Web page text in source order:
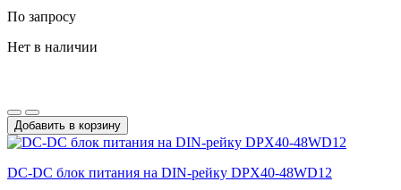
По запросу
Нет в наличии
Добавить в корзину
DC-DС блок питания на DIN-рейку DPX40-48WD12